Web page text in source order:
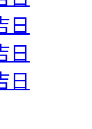
日
日
日